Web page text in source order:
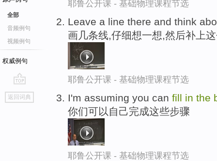
全部
音频例句
视频例句
权威例句
go
top
返回词典
耶鲁公开课 - 基础物理课程节选
Leave a line there and think
画几条线,仔细想一想,然后补上
耶鲁公开课 - 基础物理课程节选
I'm assuming you can fill in the
你们可以自己完成这些步骤
耶鲁公开课 - 基础物理课程节选